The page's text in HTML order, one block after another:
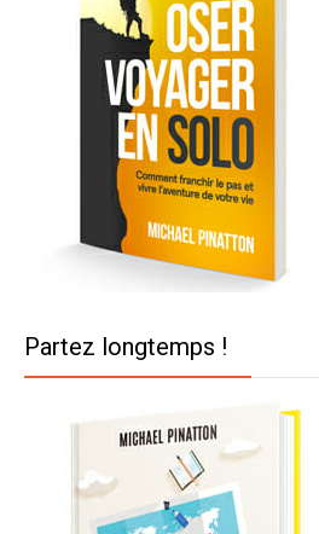
Partez longtemps !